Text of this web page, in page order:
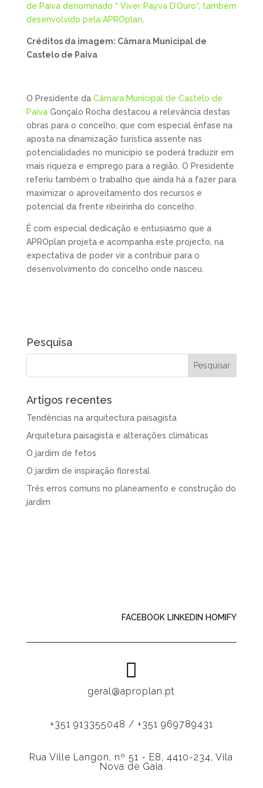
de Paiva denominado “ Viver Payva D’Ouro“, também
desenvolvido pela APROplan
Créditos da imagem: Câmara Municipal de
Castelo de Paiva
O Presidente da Câmara Municipal de Castelo de
PaivaGonçalo Rocha destacou a relevância destas
obras para o concelho, que com especial ênfase na
aposta na dinamização turística assente nas
potencialidades no município se poderá traduzir em
mais riqueza e emprego para a região. O Presidente
referiu também o trabalho que ainda há a fazer para
maximizar o aproveitamento dos recursos e
potencial da frente ribeirinha do concelho.
É com especial dedicação e entusiasmo que a
APROplan projeta e acompanha este projecto, na
expectativa de poder vir a contribuir para o
desenvolvimento do concelho onde nasceu.
Pesquisa
Artigos recentes
Tendências na arquitectura paisagista
Arquitetura paisagista e alterações climáticas
O jardim de fetos
O jardim de inspiração florestal
Três erros comuns no planeamento e construção do
jardim
FACEBOOK LINKEDIN HOMIFY

geral@aproplan.pt
+351 913355048 / +351 969789431
Rua Ville Langon, nº 51 - E8, 4410-234, Vila
Nova de Gaia